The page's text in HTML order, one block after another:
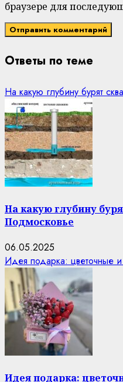
браузере для
Ответы по теме
На какую глубину бурят
На какую глубину
Подмосковье
06.05.2025
Идея подарка: цветочные
Идея подарка: